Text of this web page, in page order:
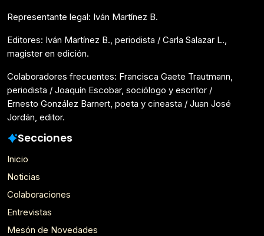
Representante legal: Iván Martínez B.
Editores: Iván Martínez B., periodista / Carla Salazar L.,
magister en edición.
Colaboradores frecuentes: Francisca Gaete Trautmann,
periodista / Joaquín Escobar, sociólogo y escritor /
Ernesto González Barnert, poeta y cineasta / Juan José
Jordán, editor.
Secciones
Inicio
Noticias
Colaboraciones
Entrevistas
Mesón de Novedades